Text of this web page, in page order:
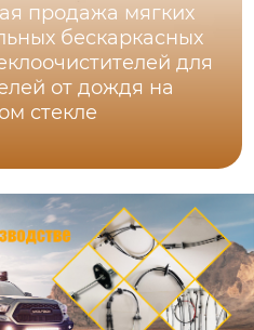
продажа мягких
бескаркасных
для
от дождя на
стекле